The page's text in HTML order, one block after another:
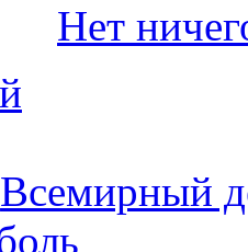
Нет
Всемирный